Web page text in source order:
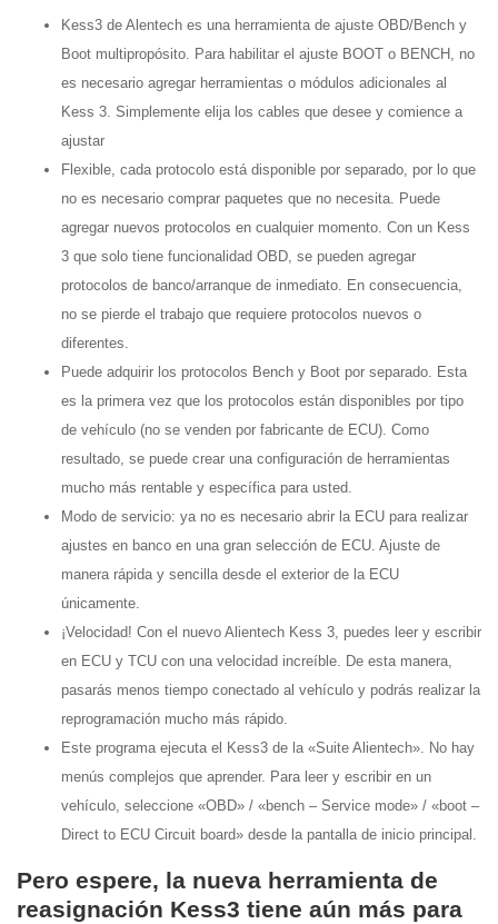
Kess3 de Alentech es una herramienta de ajuste OBD/Bench y
Boot multipropósito. Para habilitar el ajuste BOOT o BENCH, no
es necesario agregar herramientas o módulos adicionales al
Kess 3. Simplemente elija los cables que desee y comience a
ajustar
Flexible, cada protocolo está disponible por separado, por lo que
no es necesario comprar paquetes que no necesita. Puede
agregar nuevos protocolos en cualquier momento. Con un Kess
3 que solo tiene funcionalidad OBD, se pueden agregar
protocolos de banco/arranque de inmediato. En consecuencia,
no se pierde el trabajo que requiere protocolos nuevos o
diferentes.
Puede adquirir los protocolos Bench y Boot por separado. Esta
es la primera vez que los protocolos están disponibles por tipo
de vehículo (no se venden por fabricante de ECU). Como
resultado, se puede crear una configuración de herramientas
mucho más rentable y específica para usted.
Modo de servicio: ya no es necesario abrir la ECU para realizar
ajustes en banco en una gran selección de ECU. Ajuste de
manera rápida y sencilla desde el exterior de la ECU
únicamente.
¡Velocidad! Con el nuevo Alientech Kess 3, puedes leer y escribir
en ECU y TCU con una velocidad increíble. De esta manera,
pasarás menos tiempo conectado al vehículo y podrás realizar la
reprogramación mucho más rápido.
Este programa ejecuta el Kess3 de la «Suite Alientech». No hay
menús complejos que aprender. Para leer y escribir en un
vehículo, seleccione «OBD» / «bench – Service mode» / «boot –
Direct to ECU Circuit board» desde la pantalla de inicio principal.
Pero espere, la nueva herramienta de
reasignación Kess3 tiene aún más para